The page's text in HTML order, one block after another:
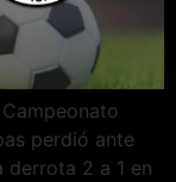
perdió ante
derrota 2 a 1 en